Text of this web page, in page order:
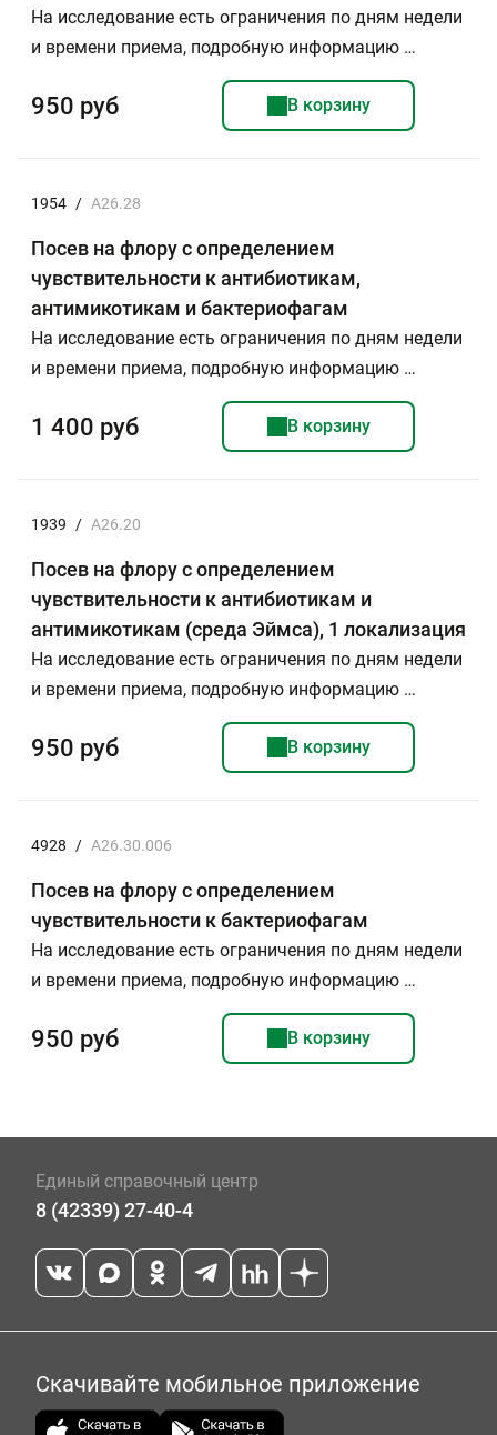
На исследование есть ограничения по дням недели
и времени приема, подробную информацию …
950 руб В корзину
1954 / А26.28
Посев на флору с определением
чувствительности к антибиотикам,
антимикотикам и бактериофагам
На исследование есть ограничения по дням недели
и времени приема, подробную информацию …
1 400 руб В корзину
1939 / А26.20
Посев на флору с определением
чувствительности к антибиотикам и
антимикотикам (среда Эймса), 1 локализация
На исследование есть ограничения по дням недели
и времени приема, подробную информацию …
950 руб В корзину
4928 / A26.30.006
Посев на флору с определением
чувствительности к бактериофагам
На исследование есть ограничения по дням недели
и времени приема, подробную информацию …
950 руб В корзину
Единый справочный центр
8 (42339) 27-40-4
Скачивайте мобильное приложение